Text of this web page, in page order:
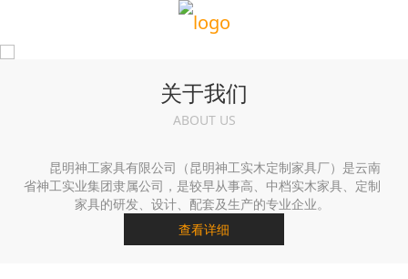
关于我们
ABOUT US
昆明神工家具有限公司（昆明神工实木定制家具厂）是云南
省神工实业集团隶属公司，是较早从事高、中档实木家具、定制
家具的研发、设计、配套及生产的专业企业。
查看详细